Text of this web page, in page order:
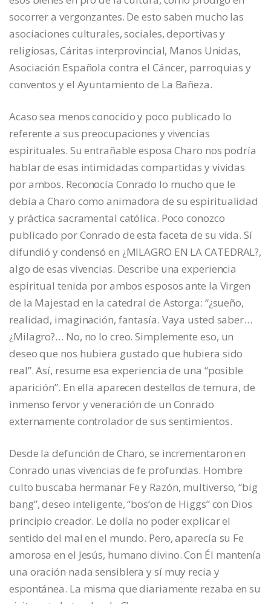
socorrer a vergonzantes. De esto saben mucho las
asociaciones culturales, sociales, deportivas y
religiosas, Cáritas interprovincial, Manos Unidas,
Asociación Española contra el Cáncer, parroquias y
conventos y el Ayuntamiento de La Bañeza.
Acaso sea menos conocido y poco publicado lo
referente a sus preocupaciones y vivencias
espirituales. Su entrañable esposa Charo nos podría
hablar de esas intimidadas compartidas y vividas
por ambos. Reconocía Conrado lo mucho que le
debía a Charo como animadora de su espiritualidad
y práctica sacramental católica. Poco conozco
publicado por Conrado de esta faceta de su vida. Sí
difundió y condensó en ¿MILAGRO EN LA CATEDRAL?,
algo de esas vivencias. Describe una experiencia
espiritual tenida por ambos esposos ante la Virgen
de la Majestad en la catedral de Astorga: “¿sueño,
realidad, imaginación, fantasía. Vaya usted saber…
¿Milagro?… No, no lo creo. Simplemente eso, un
deseo que nos hubiera gustado que hubiera sido
real”. Así, resume esa experiencia de una “posible
aparición”. En ella aparecen destellos de ternura, de
inmenso fervor y veneración de un Conrado
externamente controlador de sus sentimientos.
Desde la defunción de Charo, se incrementaron en
Conrado unas vivencias de fe profundas. Hombre
culto buscaba hermanar Fe y Razón, multiverso, “big
bang”, deseo inteligente, “bos’on de Higgs” con Dios
principio creador. Le dolía no poder explicar el
sentido del mal en el mundo. Pero, aparecía su Fe
amorosa en el Jesús, humano divino. Con Él mantenía
una oración nada sensiblera y sí muy recia y
espontánea. La misma que diariamente rezaba en su